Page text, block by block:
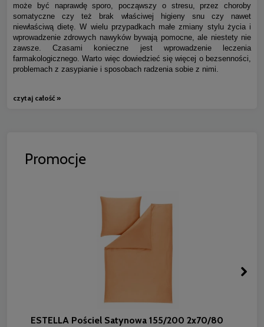
może być naprawdę sporo, począwszy o stresu, przez choroby
somatyczne czy też brak właściwej higieny snu czy nawet
niewłaściwą dietę. W wielu przypadkach małe zmiany stylu życia i
wprowadzenie zdrowych nawyków bywają pomocne, ale niestety nie
zawsze. Czasami konieczne jest wprowadzenie leczenia
farmakologicznego. Warto więc dowiedzieć się więcej o bezsenności,
problemach z zasypianie i sposobach radzenia sobie z nimi.
czytaj całość »
Promocje
ESTELLA Pościel Satynowa 155/200 2x70/80